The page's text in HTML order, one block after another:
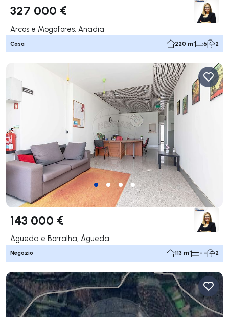
327 000 €
Arcos e Mogofores, Anadia
Casa 220 m² 6 2
143 000 €
Águeda e Borralha, Águeda
Negozio 113 m² - - 2